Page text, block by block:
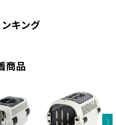
キング
商品